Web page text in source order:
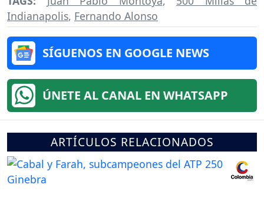
Indianapolis, Fernando Alonso
SÍGUENOS EN GOOGLE NEWS
ÚNETE AL CANAL EN WHATSAPP
ARTÍCULOS RELACIONADOS